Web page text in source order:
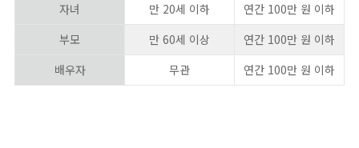
자녀
만 20세 이하
연간 100만 원 이하
부모
만 60세 이상
연간 100만 원 이하
배우자
무관 연간 100만 원 이하